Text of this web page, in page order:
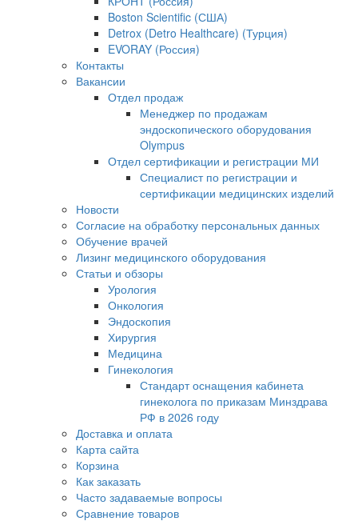
Boston Scientific (США)
Detrox (Detro Healthcare) (Турция)
EVORAY (Россия)
Контакты
Вакансии
Отдел продаж
Менеджер по продажам
эндоскопического оборудования
Olympus
Отдел сертификации и регистрации МИ
Специалист по регистрации и
сертификации медицинских изделий
Новости
Согласие на обработку персональных данных
Обучение врачей
Лизинг медицинского оборудования
Статьи и обзоры
Урология
Онкология
Эндоскопия
Хирургия
Медицина
Гинекология
Стандарт оснащения кабинета
гинеколога по приказам Минздрава
РФ в 2026 году
Доставка и оплата
Карта сайта
Корзина
Как заказать
Часто задаваемые вопросы
Сравнение товаров